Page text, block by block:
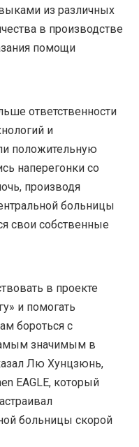
из различных
в производстве
помощи
ответственности
и
положительную
наперегонки со
производя
больницы
свои собственные
в проекте
и помогать
бороться с
значимым в
Лю Хунцзюнь,
EAGLE, который
больницы скорой